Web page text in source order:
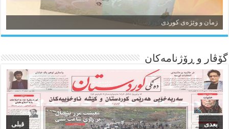
زمان و وێژەی کوردی
گۆڤار و ڕۆژنامه‌کان
قبلی بعدی